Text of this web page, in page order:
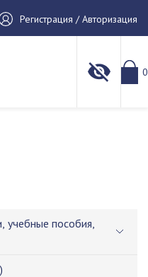
Регистрация / Авторизация
0
учебные пособия,